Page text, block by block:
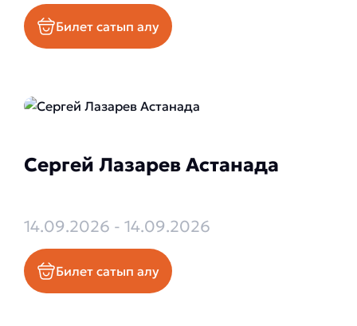
Билет сатып алу
Сергей Лазарев Астанада
14.09.2026 - 14.09.2026
Билет сатып алу